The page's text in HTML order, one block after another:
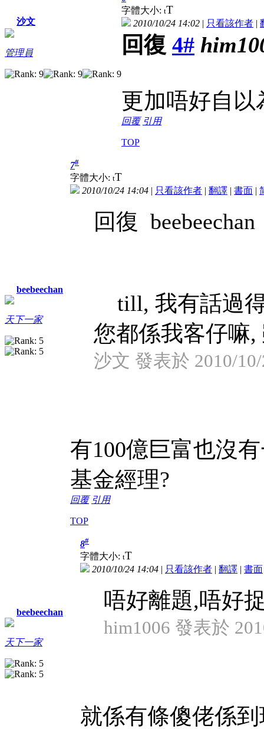
沙文
管理員
字體大小: tT
2010/10/24 14:02 | 只看該作者 |
回復 4#
更加唔好自以
回覆 引用
TOP
beebeechan
天下一家
7#
字體大小: tT
2010/10/24 14:04 | 只看該作者 | 翻譯 | 書面 |
回復 beebeechan
till, 我有話過
您都係我客仔嘛,
沙文 發表於 2010/
有100億巨富也沒
基金經理?
回覆 引用
TOP
beebeechan
天下一家
8#
字體大小: tT
2010/10/24 14:04 | 只看該作者 | 翻譯 | 書面
唔好離題,唔好
him1006 發表於
就係有條傻佬係